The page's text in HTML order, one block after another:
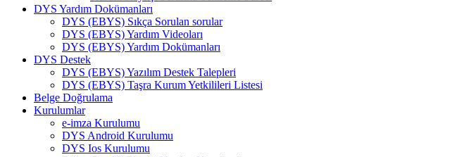
DYS Yardım Dokümanları
DYS (EBYS) Sıkça Sorulan sorular
DYS (EBYS) Yardım Videoları
DYS (EBYS) Yardım Dokümanları
DYS Destek
DYS (EBYS) Yazılım Destek Talepleri
DYS (EBYS) Taşra Kurum Yetkilileri Listesi
Belge Doğrulama
Kurulumlar
e-imza Kurulumu
DYS Android Kurulumu
DYS Ios Kurulumu